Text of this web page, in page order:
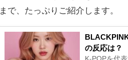
まで、たっぷりご紹介します。
の反応は？
K-POPを代